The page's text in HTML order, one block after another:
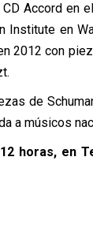
Accord en
en
2012 con
de
a músicos
horas, en